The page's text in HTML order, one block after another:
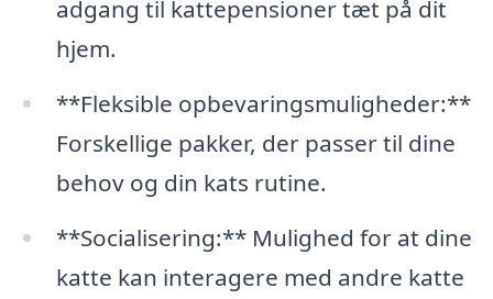
adgang til kattepensioner tæt på dit
hjem.
**Fleksible opbevaringsmuligheder:**
Forskellige pakker, der passer til dine
behov og din kats rutine.
**Socialisering:** Mulighed for at dine
katte kan interagere med andre katte